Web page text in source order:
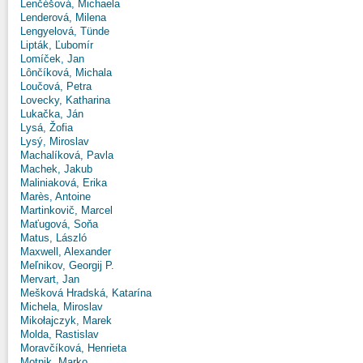
Lenčéšová, Michaela
Lenderová, Milena
Lengyelová, Tünde
Lipták, Ľubomír
Lomíček, Jan
Lônčíková, Michala
Loučová, Petra
Lovecky, Katharina
Lukačka, Ján
Lysá, Žofia
Lysý, Miroslav
Machalíková, Pavla
Machek, Jakub
Maliniaková, Erika
Marès, Antoine
Martinkovič, Marcel
Maťugová, Soňa
Matus, László
Maxwell, Alexander
Meľnikov, Georgij P.
Mervart, Jan
Mešková Hradská, Katarína
Michela, Miroslav
Mikołajczyk, Marek
Molda, Rastislav
Moravčíková, Henrieta